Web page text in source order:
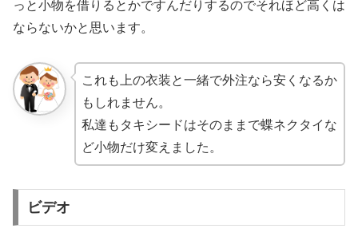
っと小物を借りるとかですんだりするのでそれほど高くは
ならないかと思います。
これも上の衣装と一緒で外注なら安くなるか
もしれません。
私達もタキシードはそのままで蝶ネクタイな
ど小物だけ変えました。
ビデオ